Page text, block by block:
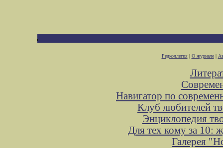
Редколлегия| О журнале|
Навигатор по
Клуб любителей
Энциклопедия
Для тех кому за 10:
Галерея